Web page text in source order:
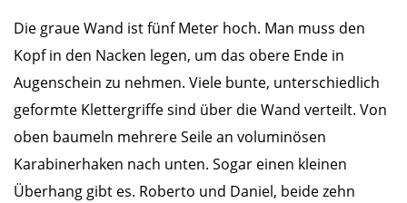
Die graue Wand ist fünf Meter hoch. Man muss den
Kopf in den Nacken legen, um das obere Ende in
Augenschein zu nehmen. Viele bunte, unterschiedlich
geformte Klettergriffe sind über die Wand verteilt. Von
oben baumeln mehrere Seile an voluminösen
Karabinerhaken nach unten. Sogar einen kleinen
Überhang gibt es. Roberto und Daniel, beide zehn